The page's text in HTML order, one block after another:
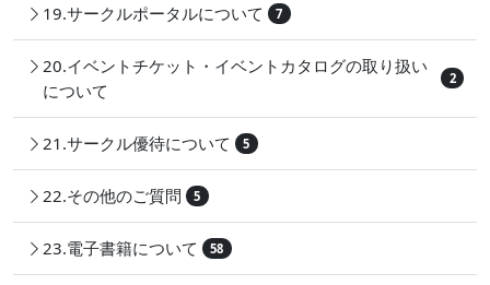
19.サークルポータルについて 7
20.イベントチケット・イベントカタログの取り扱い
について
2
21.サークル優待について 5
22.その他のご質問 5
23.電子書籍について 58